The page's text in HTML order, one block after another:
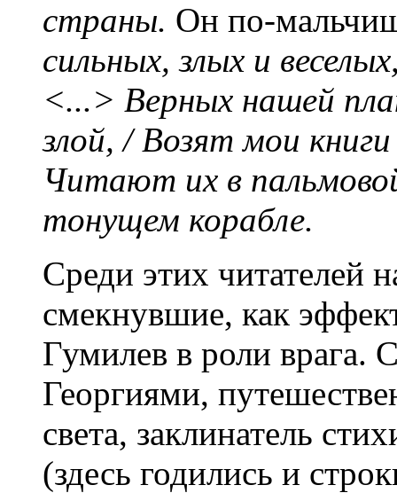
страны. Он по-
сильных, злых и
<...> Верных нашей
злой, / Возят мои книги
Читают их в
тонущем корабле.
Среди этих читателей
смекнувшие, как
Гумилев в роли врага.
Георгиями,
света, заклинатель
(здесь годились и